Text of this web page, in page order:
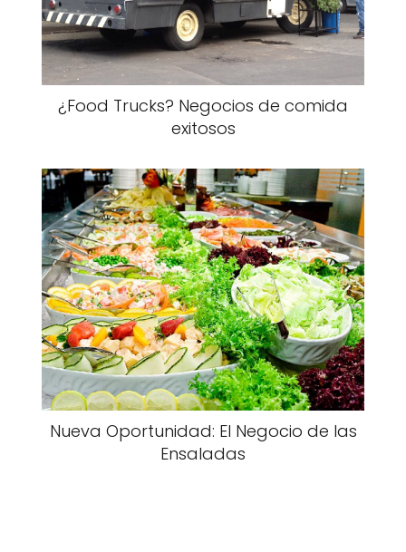
¿Food Trucks? Negocios de comida
exitosos
Nueva Oportunidad: El Negocio de las
Ensaladas